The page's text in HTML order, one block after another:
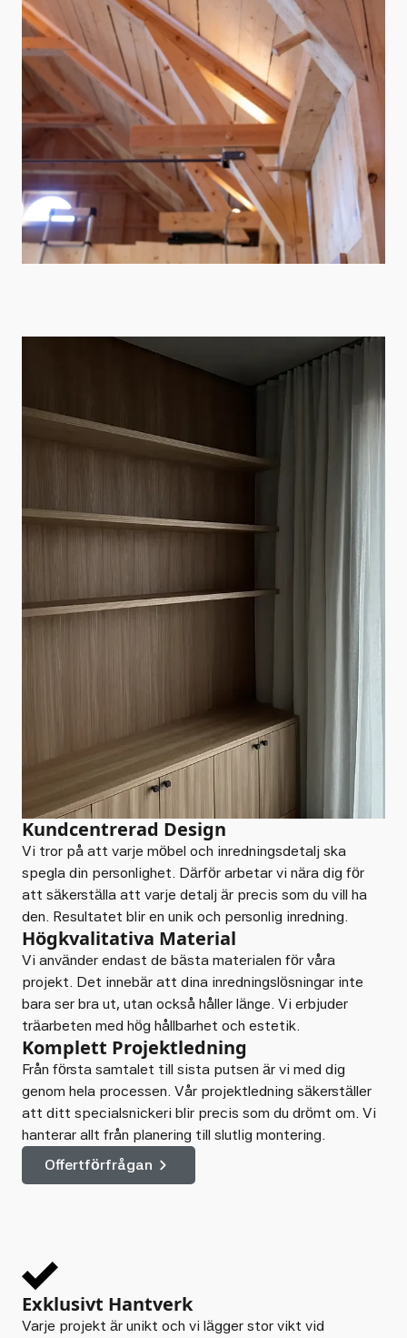
Kundcentrerad Design
Vi tror på att varje möbel och inredningsdetalj ska
spegla din personlighet. Därför arbetar vi nära dig för
att säkerställa att varje detalj är precis som du vill ha
den. Resultatet blir en unik och personlig inredning.
Högkvalitativa Material
Vi använder endast de bästa materialen för våra
projekt. Det innebär att dina inredningslösningar inte
bara ser bra ut, utan också håller länge. Vi erbjuder
träarbeten med hög hållbarhet och estetik.
Komplett Projektledning
Från första samtalet till sista putsen är vi med dig
genom hela processen. Vår projektledning säkerställer
att ditt specialsnickeri blir precis som du drömt om. Vi
hanterar allt från planering till slutlig montering.
Offertförfrågan
Exklusivt Hantverk
Varje projekt är unikt och vi lägger stor vikt vid